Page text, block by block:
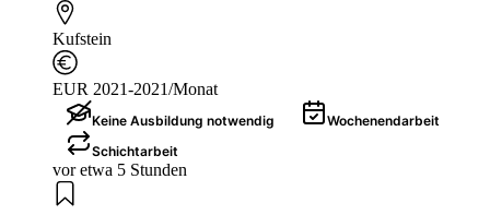
Kufstein
EUR 2021-2021/Monat
Keine Ausbildung notwendig
Wochenendarbeit
Schichtarbeit
vor etwa 5 Stunden